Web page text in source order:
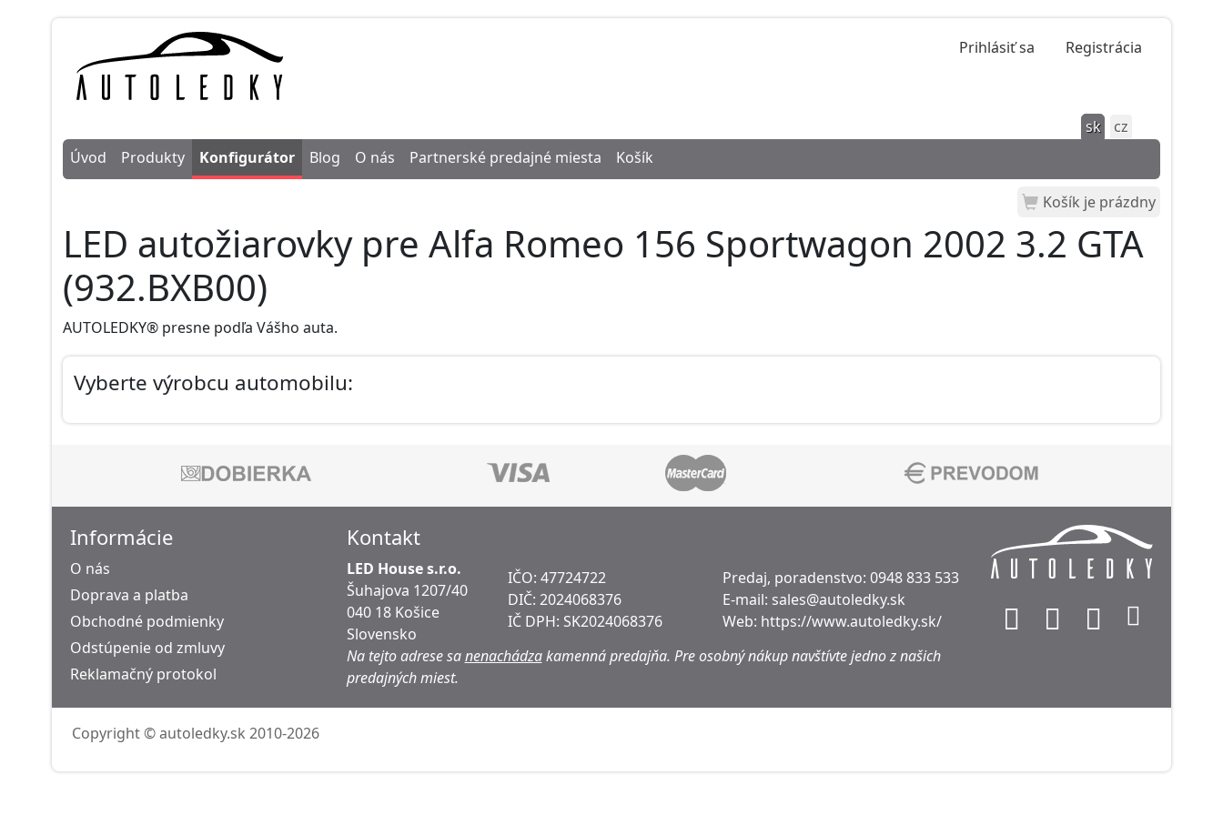
Prihlásiť sa Registrácia
sk
cz
Úvod
Produkty Konfigurátor Blog O nás Partnerské predajné miesta Košík
Košík je prázdny
LED autožiarovky pre Alfa Romeo 156 Sportwagon 2002 3.2 GTA
(932.BXB00)
AUTOLEDKY® presne podľa Vášho auta.
Vyberte výrobcu automobilu:
Informácie
O nás
Doprava a platba
Obchodné podmienky
Odstúpenie od zmluvy
Reklamačný protokol
Kontakt
LED House s.r.o.
Šuhajova 1207/40
040 18 Košice
Slovensko
IČO: 47724722
DIČ: 2024068376
IČ DPH: SK2024068376
Predaj, poradenstvo: 0948 833 533
E-mail: sales@autoledky.sk
Web: https://www.autoledky.sk/
Na tejto adrese sanenachádzakamenná predajňa. Pre osobný nákup navštívte jedno z našich
predajných miest.
Copyright © autoledky.sk 2010-2026